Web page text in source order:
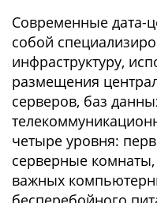
Современные дата-
собой
инфраструктуру,
размещения
серверов, баз
четыре уровня:
серверные
важных